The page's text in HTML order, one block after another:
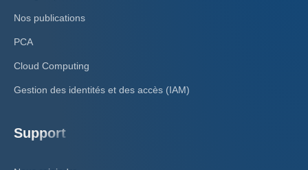
Nos publications
PCA
Cloud Computing
Gestion des identités et des accès (IAM)
Support